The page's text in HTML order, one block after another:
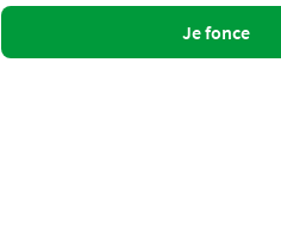
Je fonce